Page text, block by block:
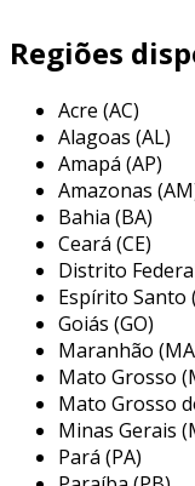
instalado e mantido
do equipamento e
processo de
esse componente
sistemas que
gasoso, operando
filtrar impurezas,
obstruções e
performance do
disso, a adequação
pois diferentes
características
capacidade de
principais
Regiões
Acre (AC)
Alagoas (AL)
Amapá (AP)
Amazonas
Bahia (BA)
Ceará (CE)
Distrito
Espírito Santo
Goiás (GO)
Maranhão
Mato Grosso
Mato Grosso
Minas Gerais
Pará (PA)